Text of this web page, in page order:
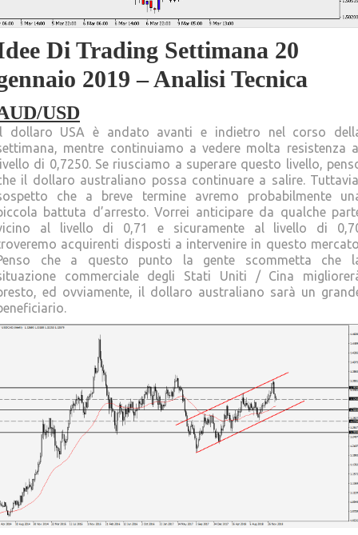
Di Trading Settimana 20
2019 – Analisi Tecnica
USD
dollaro USA è andato avanti e indietro nel corso
mentre continuiamo a vedere molta resistenza
di 0,7250. Se riusciamo a superare questo livello,
il dollaro australiano possa continuare a salire.
che a breve termine avremo probabilmente
battuta d’arresto. Vorrei anticipare da qualche
al livello di 0,71 e sicuramente al livello di
acquirenti disposti a intervenire in questo
che a questo punto la gente scommetta che
commerciale degli Stati Uniti / Cina
ed ovviamente, il dollaro australiano sarà un